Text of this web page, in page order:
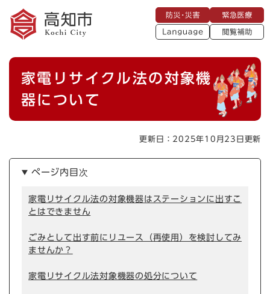
メニューを飛ばして本文へ
災
・
災
急
医
療
L
a
a
g
閲
助
本
家電リサイクル法の対象機
器について
更新日：2025年10月23日更新
ページ内目次
家電リサイクル法の対象機器はステーションに出すこ
とはできません
ごみとして出す前にリユース（再使用）を検討してみ
ませんか？
家電リサイクル法対象機器の処分について